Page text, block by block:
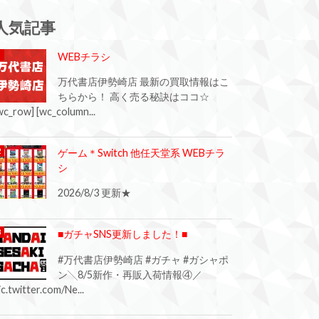
気記事
WEBチラシ
万代書店伊勢崎店 最新の買取情報はこ
ちらから！ 高く売る秘訣はココ☆
[wc_column...
ゲーム＊Switch 他任天堂系 WEBチラ
シ
2026/8/3 更新★
■ガチャSNS更新しました！■
#万代書店伊勢崎店 #ガチャ #ガシャポ
ン╲8/5新作・再販入荷情報④／
Ne...